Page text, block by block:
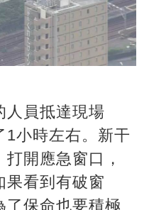
人員抵達現場
1小時左右。新干
開應急窗口，
果看到有破窗
了保命也要積極